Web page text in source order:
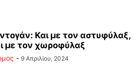
Και με τον αστυφύλαξ,
με τον χωροφύλαξ
- 9 Απριλίου, 2024